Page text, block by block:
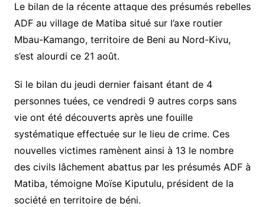
Le bilan de la récente attaque des présumés rebelles
ADF au village de Matiba situé sur l’axe routier
Mbau-Kamango, territoire de Beni au Nord-Kivu,
s’est alourdi ce 21 août.
Si le bilan du jeudi dernier faisant étant de 4
personnes tuées, ce vendredi 9 autres corps sans
vie ont été découverts après une fouille
systématique effectuée sur le lieu de crime. Ces
nouvelles victimes ramènent ainsi à 13 le nombre
des civils lâchement abattus par les présumés ADF à
Matiba, témoigne Moïse Kiputulu, président de la
société en territoire de béni.